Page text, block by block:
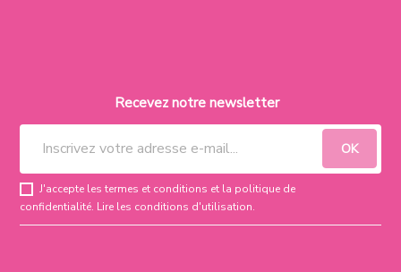
Recevez notre newsletter
J'accepte les termes et conditions et la politique de
confidentialité. Lire les conditions d'utilisation.